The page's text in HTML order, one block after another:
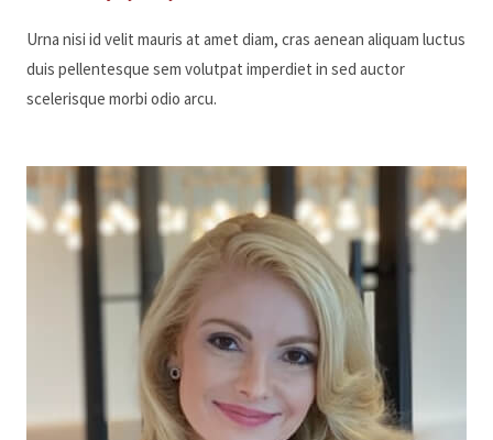
Urna nisi id velit mauris at amet diam, cras aenean aliquam luctus
duis pellentesque sem volutpat imperdiet in sed auctor
scelerisque morbi odio arcu.